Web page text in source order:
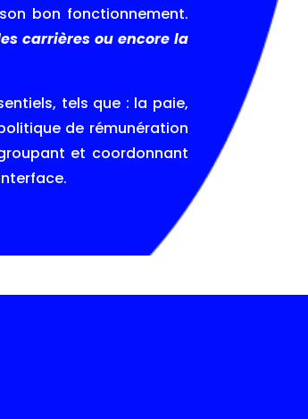
bon fonctionnement.
carrières ou encore la
tels que : la paie,
de rémunération
et coordonnant